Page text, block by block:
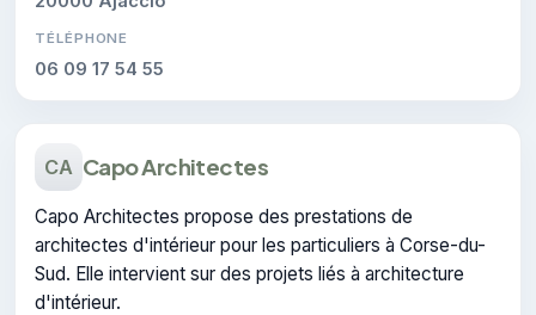
TÉLÉPHONE
06 09 17 54 55
CA Capo Architectes
Capo Architectes propose des prestations de
architectes d'intérieur pour les particuliers à Corse-du-
Sud. Elle intervient sur des projets liés à architecture
d'intérieur.